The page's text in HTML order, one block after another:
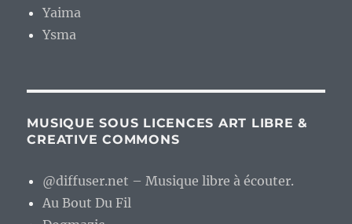
Yaima
Ysma
MUSIQUE SOUS LICENCES ART LIBRE &
CREATIVE COMMONS
@diffuser.net – Musique libre à écouter.
Au Bout Du Fil